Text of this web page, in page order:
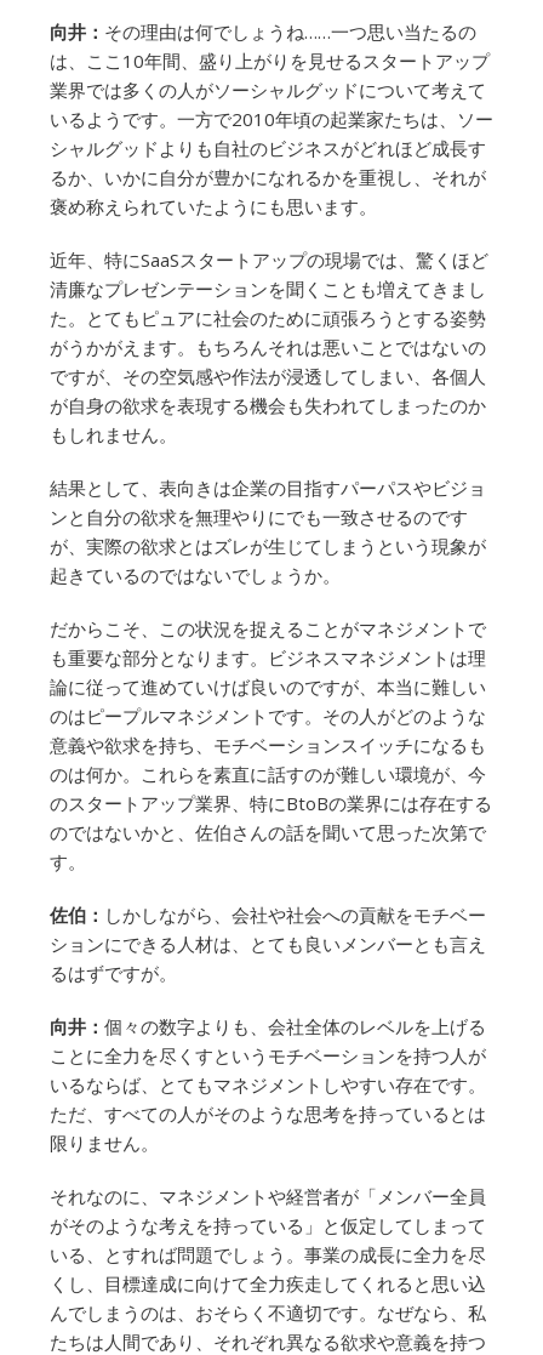
向井： その理由は何でしょうね……一つ思い当たるの
は、ここ10年間、盛り上がりを見せるスタートアップ
業界では多くの人がソーシャルグッドについて考えて
いるようです。一方で2010年頃の起業家たちは、ソー
シャルグッドよりも自社のビジネスがどれほど成長す
るか、いかに自分が豊かになれるかを重視し、それが
褒め称えられていたようにも思います。
近年、特にSaaSスタートアップの現場では、驚くほど
清廉なプレゼンテーションを聞くことも増えてきまし
た。とてもピュアに社会のために頑張ろうとする姿勢
がうかがえます。もちろんそれは悪いことではないの
ですが、その空気感や作法が浸透してしまい、各個人
が自身の欲求を表現する機会も失われてしまったのか
もしれません。
結果として、表向きは企業の目指すパーパスやビジョ
ンと自分の欲求を無理やりにでも一致させるのです
が、実際の欲求とはズレが生じてしまうという現象が
起きているのではないでしょうか。
だからこそ、この状況を捉えることがマネジメントで
も重要な部分となります。ビジネスマネジメントは理
論に従って進めていけば良いのですが、本当に難しい
のはピープルマネジメントです。その人がどのような
意義や欲求を持ち、モチベーションスイッチになるも
のは何か。これらを素直に話すのが難しい環境が、今
のスタートアップ業界、特にBtoBの業界には存在する
のではないかと、佐伯さんの話を聞いて思った次第で
す。
佐伯： しかしながら、会社や社会への貢献をモチベー
ションにできる人材は、とても良いメンバーとも言え
るはずですが。
向井： 個々の数字よりも、会社全体のレベルを上げる
ことに全力を尽くすというモチベーションを持つ人が
いるならば、とてもマネジメントしやすい存在です。
ただ、すべての人がそのような思考を持っているとは
限りません。
それなのに、マネジメントや経営者が「メンバー全員
がそのような考えを持っている」と仮定してしまって
いる、とすれば問題でしょう。事業の成長に全力を尽
くし、目標達成に向けて全力疾走してくれると思い込
んでしまうのは、おそらく不適切です。なぜなら、私
たちは人間であり、それぞれ異なる欲求や意義を持つ